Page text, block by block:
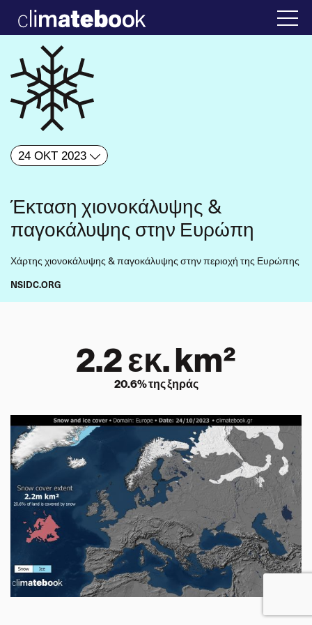
2.2εκ. km²
20.6% της ξηράς
24 ΟΚΤ 2023
Έκταση χιονοκάλυψης &
παγοκάλυψης στην Ευρώπη
Χάρτης χιονοκάλυψης & παγοκάλυψης στην περιοχή της Ευρώπης
NSIDC.ORG